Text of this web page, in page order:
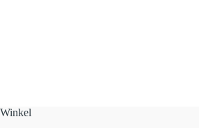
Winkel